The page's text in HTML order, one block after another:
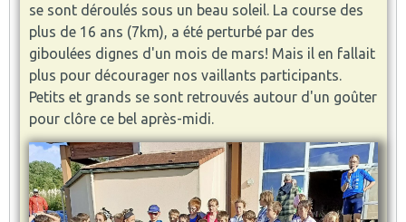
se sont déroulés sous un beau soleil. La course des
plus de 16 ans (7km), a été perturbé par des
giboulées dignes d'un mois de mars! Mais il en fallait
plus pour décourager nos vaillants participants.
Petits et grands se sont retrouvés autour d'un goûter
pour clôre ce bel après-midi.